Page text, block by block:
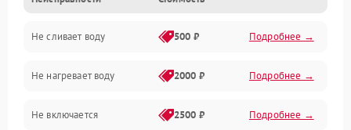
Электропитание
Датчики
Нагрев
Не сливает воду 500 ₽ Подробнее →
Не нагревает воду 2000 ₽ Подробнее →
Не включается 2500 ₽ Подробнее →